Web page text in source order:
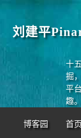
刘建平
十
掘
平
趣。
博客园 首页